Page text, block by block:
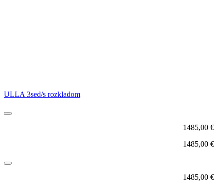
ULLA 3sed/s rozkladom
1485,00 €
1485,00 €
1485,00 €